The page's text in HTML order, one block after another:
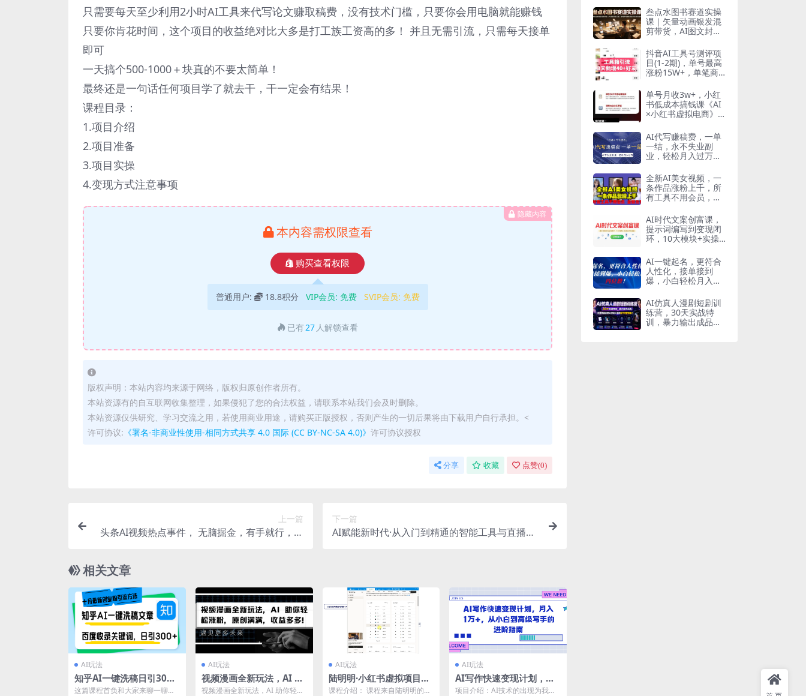
只需要每天至少利用2小时AI工具来代写论文赚取稿费，没有技术门槛，只要你会用电脑就能赚钱
只要你肯花时间，这个项目的收益绝对比大多是打工族工资高的多！ 并且无需引流，只需每天接单
即可
一天搞个500-1000＋块真的不要太简单！
最终还是一句话任何项目学了就去干，干一定会有结果！
课程目录：
1.项目介绍
2.项目准备
3.项目实操
4.变现方式注意事项
隐藏内容
本内容需权限查看
购买查看权限
普通用户: 18.8积分 VIP会员: 免费 SVIP会员: 免费
已有27 人解锁查看
版权声明：本站内容均来源于网络，版权归原创作者所有。
本站资源有的自互联网收集整理，如果侵犯了您的合法权益，请联系本站我们会及时删除。
本站资源仅供研究、学习交流之用，若使用商业用途，请购买正版授权，否则产生的一切后果将由下载用户自行承担。<
许可协议: 《署名-非商业性使用-相同方式共享 4.0 国际 (CC BY-NC-SA 4.0)》 许可协议授权
分享 收藏 点赞(0)
上一篇
头条AI视频热点事件， 无脑掘金，有手就行，轻
下一篇
AI赋能新时代·从入门到精通的智能工具与直播销
相关文章
AI玩法
知乎AI一键洗稿日引300
+创业粉十月最新方法，百
这篇课程首负和大家来聊一聊知
AI玩法
视频漫画全新玩法，AI 助
你轻松涨粉，原创满满，
视频漫画全新玩法，AI 助你轻松
AI玩法
陆明明·小红书虚拟项目特
训班8.0，跑通AI全流程
课程介绍： 课程来自陆明明的小
AI玩法
AI写作快速变现计划，月
入1万+，从小白到高级写
项目介绍：AI技术的出现为我们
叁点水图书赛道实操
课｜矢量动画银发混
剪带货，AI图文封面
流量全套落地教程
抖音AI工具号测评项
目(1-2期)，单号最高
涨粉15W+，单笔商
计划，普通人可复制
(更新7月)
单号月收3w+，小红
书低成本搞钱课《AI
×小红书虚拟电商》
AI代写赚稿费，一单
一结，永不失业副
业，轻松月入过万
全新AI美女视频，一
条作品涨粉上千，所
有工具不用会员，全
AI时代文案创富课，
提示词编写到变现闭
环，10大模块+实操
AI一键起名，更符合
人性化，接单接到
爆，小白轻松月入四
AI仿真人漫剧短剧训
练营，30天实战特
训，暴力输出成品，